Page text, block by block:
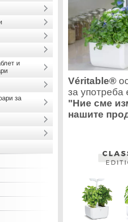
Véritable®
за употреба
"Ние сме
нашите
и
за